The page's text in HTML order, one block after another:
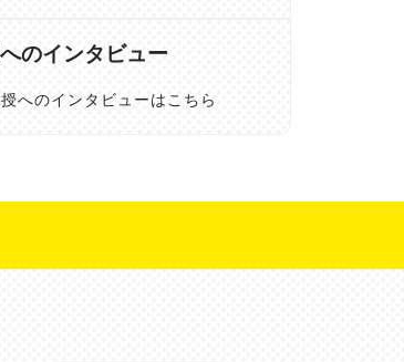
のインタビュー
へのインタビューはこちら